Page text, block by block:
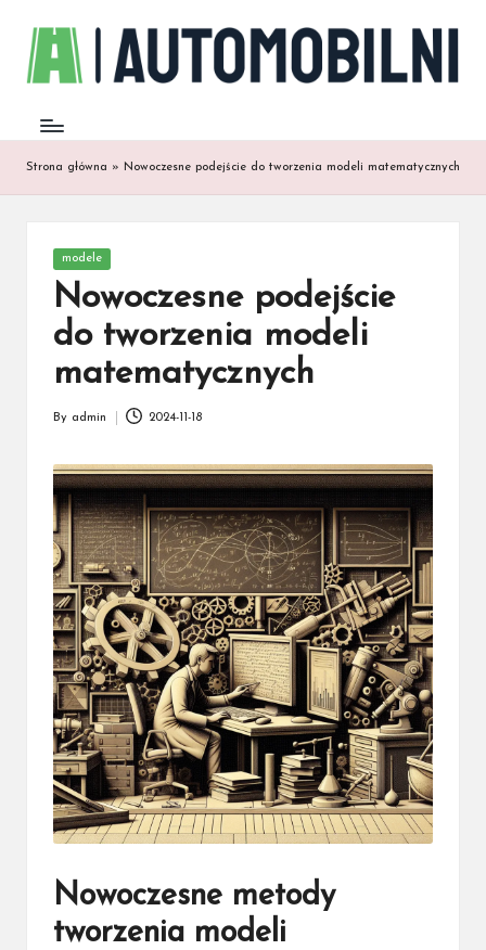
Strona główna » Nowoczesne podejście do tworzenia modeli matematycznych
Posted
in
modele
Nowoczesne podejście
do tworzenia modeli
matematycznych
By admin 2024-11-18
Nowoczesne metody
tworzenia modeli